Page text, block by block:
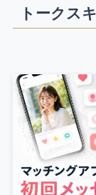
トークス